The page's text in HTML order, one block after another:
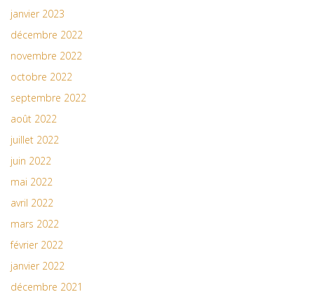
janvier 2023
décembre 2022
novembre 2022
octobre 2022
septembre 2022
août 2022
juillet 2022
juin 2022
mai 2022
avril 2022
mars 2022
février 2022
janvier 2022
décembre 2021